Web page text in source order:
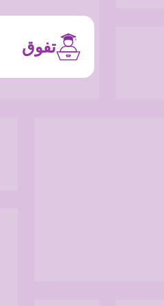
تفوق